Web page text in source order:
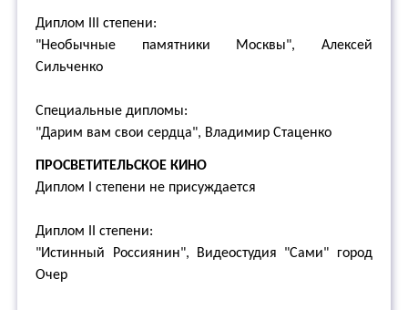
Диплом III степени:
"Необычные памятники Москвы", Алексей
Сильченко
Специальные дипломы:
"Дарим вам свои сердца", Владимир Стаценко
ПРОСВЕТИТЕЛЬСКОЕ КИНО
Диплом I степени не присуждается
Диплом II степени:
"Истинный Россиянин", Видеостудия "Сами" город
Очер